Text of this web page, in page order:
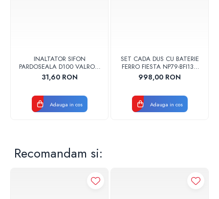
INALTATOR SIFON
PARDOSEALA D100 VALROM
17001900004
31,60 RON
Adauga in cos
SET CADA DUS CU BATERIE
FERRO FIESTA NP79-BFI13U
CROM
998,00 RON
Adauga in cos
Recomandam si: